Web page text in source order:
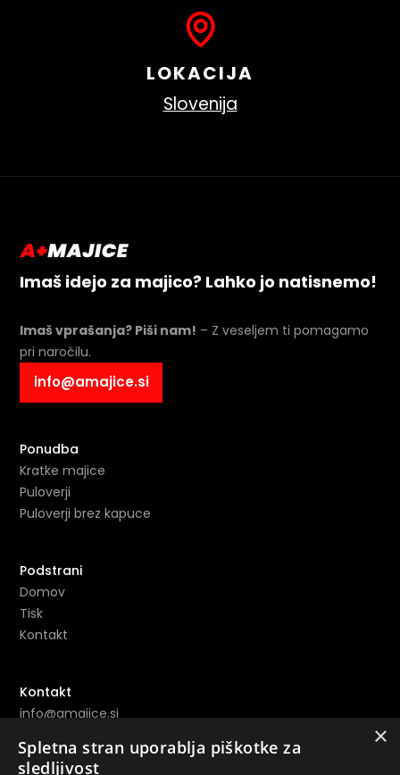
LOKACIJA
Slovenija
Imaš idejo za majico? Lahko jo natisnemo!
Imaš vprašanja? Piši nam! – Z veseljem ti pomagamo
pri naročilu.
info@amajice.si
Ponudba
Kratke majice
Puloverji
Puloverji brez kapuce
Podstrani
Domov
Tisk
Kontakt
Kontakt
info@amajice.si
×
Spletna stran uporablja piškotke za
sledljivost